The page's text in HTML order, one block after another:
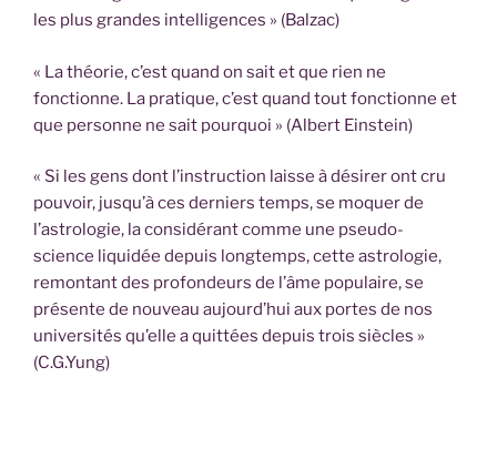
les plus grandes intelligences » (Balzac)
« La théorie, c’est quand on sait et que rien ne
fonctionne. La pratique, c’est quand tout fonctionne et
que personne ne sait pourquoi » (Albert Einstein)
« Si les gens dont l’instruction laisse à désirer ont cru
pouvoir, jusqu’à ces derniers temps, se moquer de
l’astrologie, la considérant comme une pseudo-
science liquidée depuis longtemps, cette astrologie,
remontant des profondeurs de l’âme populaire, se
présente de nouveau aujourd’hui aux portes de nos
universités qu’elle a quittées depuis trois siècles »
(C.G.Yung)